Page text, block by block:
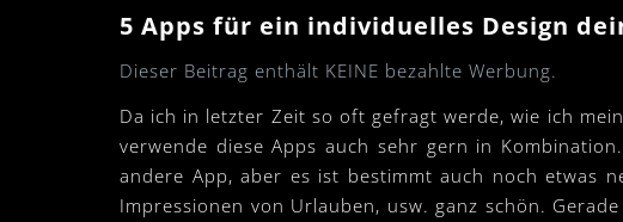
5 Apps für ein individuelles Design
Dieser Beitrag enthält KEINE bezahlte Werbung.
Da ich in letzter Zeit so oft gefragt werde, wie ich
verwende diese Apps auch sehr gern in
andere App, aber es ist bestimmt auch noch etwas
Impressionen von Urlauben, usw. ganz schön.